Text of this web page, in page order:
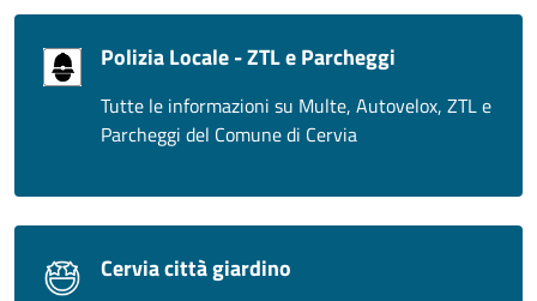
Polizia Locale - ZTL e Parcheggi
Tutte le informazioni su Multe, Autovelox, ZTL e
Parcheggi del Comune di Cervia
Cervia città giardino